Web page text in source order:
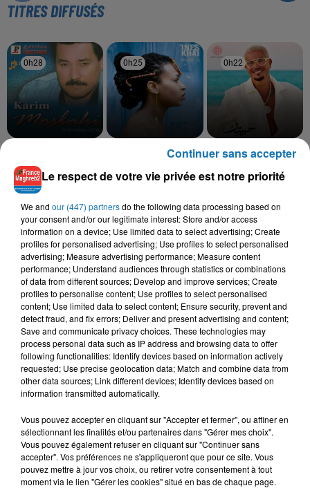
TITRES DIFFUSÉS
0h28
0h28
Yaloumima
0h25
0h25
INEZ, TAWSEN
0h22
0h22
AMR DIAB
L'HOROSCOPE
Bélier Taureau Gémeaux
Le respect de votre vie privée est notre priorité
We and our (447) partnersdo the following data processing based on
your consent and/or our legitimate interest: Store and/or access
information on a device; Use limited data to select advertising; Create
profiles for personalised advertising; Use profiles to select personalised
advertising; Measure advertising performance; Measure content
performance; Understand audiences through statistics or combinations
of data from different sources; Develop and improve services; Create
profiles to personalise content; Use profiles to select personalised
content; Use limited data to select content; Ensure security, prevent and
detect fraud, and fix errors; Deliver and present advertising and content;
Save and communicate privacy choices. These technologies may
process personal data such as IP address and browsing data to offer
following functionalities: Identify devices based on information actively
requested; Use precise geolocation data; Match and combine data from
other data sources; Link different devices; Identify devices based on
information transmitted automatically.
Vous pouvez accepter en cliquant sur "Accepter et fermer", ou affiner en
sélectionnant les finalités et/ou partenaires dans "Gérer mes choix".
Vous pouvez également refuser en cliquant sur "Continuer sans
accepter". Vos préférences ne s'appliqueront que pour ce site. Vous
pouvez mettre à jour vos choix, ou retirer votre consentement à tout
moment via le lien "Gérer les cookies" situé en bas de chaque page.
Continuer sans accepter